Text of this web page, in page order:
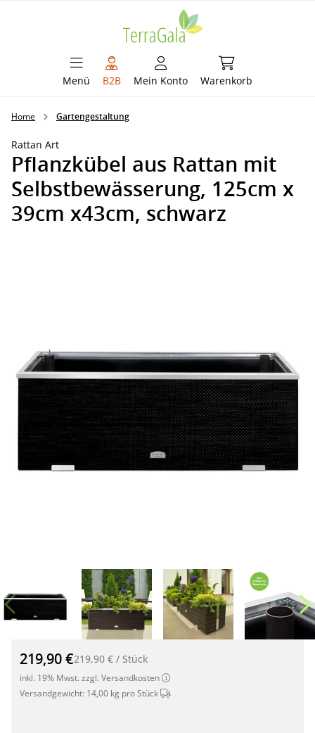
Menü B2B Mein Konto Warenkorb
Warenkorb
Home Gartengestaltung
Rattan Art
Pflanzkübel aus Rattan mit
Selbstbewässerung, 125cm x
39cm x43cm, schwarz
Pflanzkübel aus Rattan mit Selbstbewässerung, 125cm x
219,90 €219,90 € / Stück
inkl. 19% Mwst. zzgl. Versandkosten
Versandgewicht: 14,00 kg pro Stück Dieser Artikel wird per Spedition